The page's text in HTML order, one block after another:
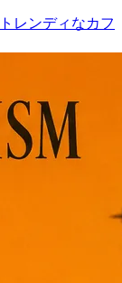
トレンディなカフ